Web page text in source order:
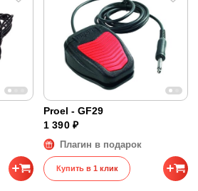
Proel - GF29
1 390 ₽
Плагин в подарок
Купить в 1 клик